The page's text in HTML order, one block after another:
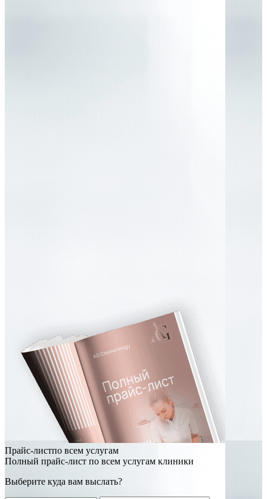
Прайс-листпо всем услугам
Полный прайс-лист по всем услугам клиники
Выберите куда вам выслать?